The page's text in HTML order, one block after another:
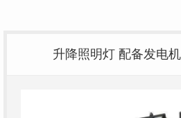
升降照明灯 配备发电